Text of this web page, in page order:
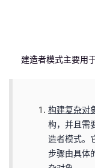
建造者模式主要用
构建复杂对
构，并且需
造者模式。
步骤由具体